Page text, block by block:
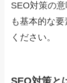
SEO対策の
も基本的な
ください。